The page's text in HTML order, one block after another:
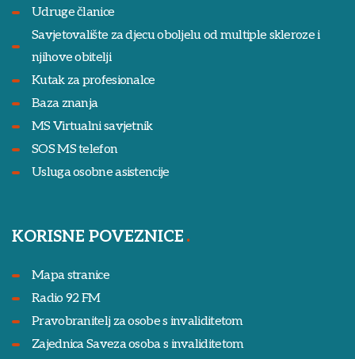
Udruge članice
Savjetovalište za djecu oboljelu od multiple skleroze i
njihove obitelji
Kutak za profesionalce
Baza znanja
MS Virtualni savjetnik
SOS MS telefon
Usluga osobne asistencije
KORISNE POVEZNICE
Mapa stranice
Radio 92 FM
Pravobranitelj za osobe s invaliditetom
Zajednica Saveza osoba s invaliditetom